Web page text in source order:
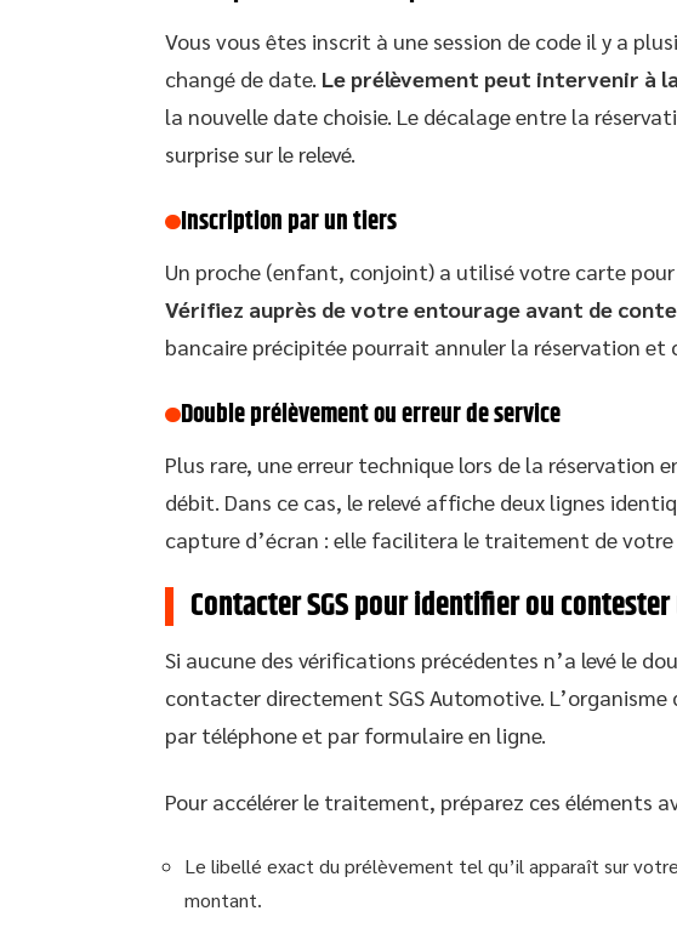
Vous vous êtes inscrit à une session de code il y a
changé de date. Le prélèvement peut intervenir à
la nouvelle date choisie. Le décalage entre la
surprise sur le relevé.
Inscription par un tiers
Un proche (enfant, conjoint) a utilisé votre carte
Vérifiez auprès de votre entourage avant de
bancaire précipitée pourrait annuler la réservation
Double prélèvement ou erreur de service
Plus rare, une erreur technique lors de la réservation
débit. Dans ce cas, le relevé affiche deux lignes
capture d’écran : elle facilitera le traitement de
Contacter SGS pour identifier ou
Si aucune des vérifications précédentes n’a levé le
contacter directement SGS Automotive.
par téléphone et par formulaire en ligne.
Pour accélérer le traitement, préparez ces éléments
Le libellé exact du prélèvement tel qu’il apparaît sur
montant.